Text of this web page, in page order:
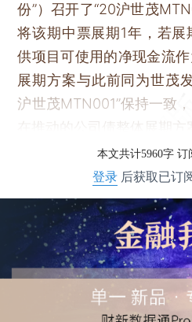
份”）召开了“20沪世茂
将该期中票展期1年，若
供项目可使用的净现金流
展期方案与此前同为世茂
沪世茂MTN001”保持一致
在推动的公司债整体展期方
本文共计5960字
登录 后获取已订